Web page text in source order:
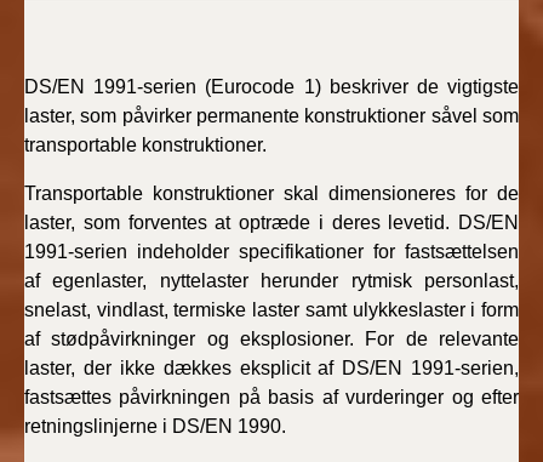
DS/EN 1991-serien (Eurocode 1) beskriver de vigtigste
laster, som påvirker permanente konstruktioner såvel som
transportable konstruktioner.
Transportable konstruktioner skal dimensioneres for de
laster, som forventes at optræde i deres levetid. DS/EN
1991-serien indeholder specifikationer for fastsættelsen
af egenlaster, nyttelaster herunder rytmisk personlast,
snelast, vindlast, termiske laster samt ulykkeslaster i form
af stødpåvirkninger og eksplosioner. For de relevante
laster, der ikke dækkes eksplicit af DS/EN 1991-serien,
fastsættes påvirkningen på basis af vurderinger og efter
retningslinjerne i DS/EN 1990.